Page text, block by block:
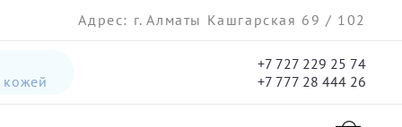
Адрес: г. Алматы Кашгарская 69 / 102
кожей
+7 727 229 25 74
+7 777 28 444 26